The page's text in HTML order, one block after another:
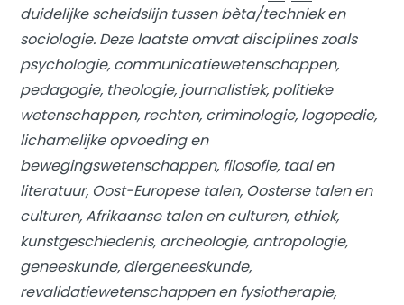
duidelijke scheidslijn tussen bèta/techniek en
sociologie. Deze laatste omvat disciplines zoals
psychologie, communicatiewetenschappen,
pedagogie, theologie, journalistiek, politieke
wetenschappen, rechten, criminologie, logopedie,
lichamelijke opvoeding en
bewegingswetenschappen, filosofie, taal en
literatuur, Oost-Europese talen, Oosterse talen en
culturen, Afrikaanse talen en culturen, ethiek,
kunstgeschiedenis, archeologie, antropologie,
geneeskunde, diergeneeskunde,
revalidatiewetenschappen en fysiotherapie,